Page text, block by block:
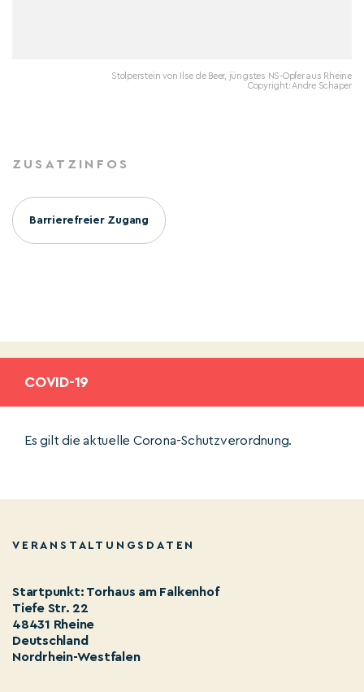
Stolperstein von Ilse de Beer, jüngstes NS-Opfer aus Rheine
Copyright: Andre Schaper
ZUSATZINFOS
Barrierefreier Zugang
COVID-19
Es gilt die aktuelle Corona-Schutzverordnung.
VERANSTALTUNGSDATEN
Startpunkt: Torhaus am Falkenhof
Tiefe Str. 22
48431 Rheine
Deutschland
Nordrhein-Westfalen